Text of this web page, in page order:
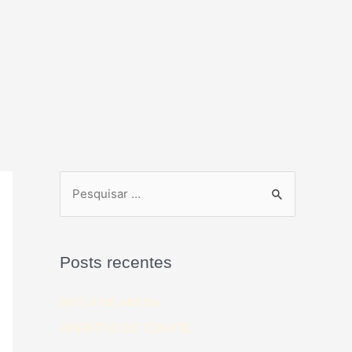
Posts recentes
BIFE À MILANESA
APERITIVO DE TOMATE